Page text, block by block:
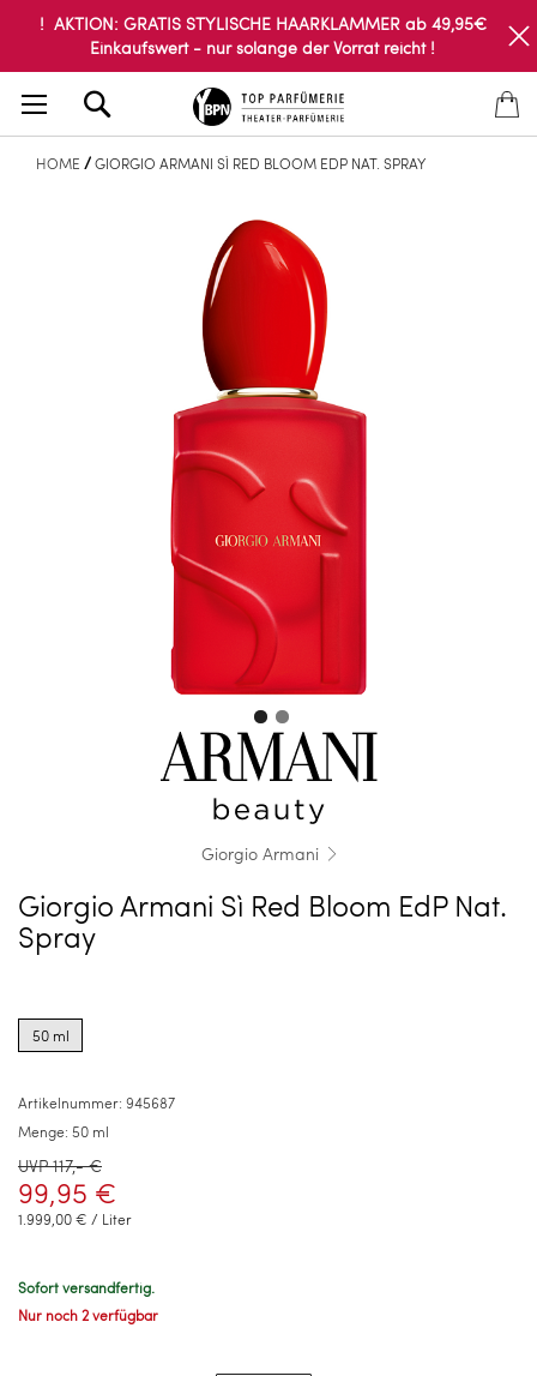
! AKTION: GRATIS STYLISCHE HAARKLAMMER ab 49,95€
Einkaufswert - nur solange der Vorrat reicht !
HOME GIORGIO ARMANI SÌ RED BLOOM EDP NAT. SPRAY
Giorgio Armani
Giorgio Armani Sì Red Bloom EdP Nat.
Spray
options
for50 ml
Artikelnummer: 945687
Menge: 50 ml
UVP 117,- €
99,95 €
1.999,00 € / Liter
Sofort versandfertig.
Nur noch 2 verfügbar